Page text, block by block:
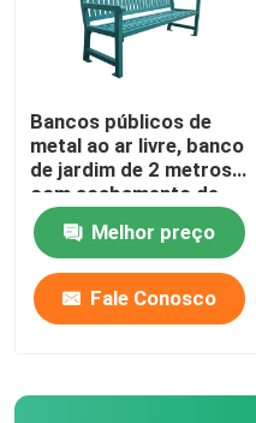
Mobiliário de exterior
Bancos públicos de
metal ao ar livre, banco
de jardim de 2 metros
com acabamento de
pulverização de zinco.
Melhor preço
Fale Conosco